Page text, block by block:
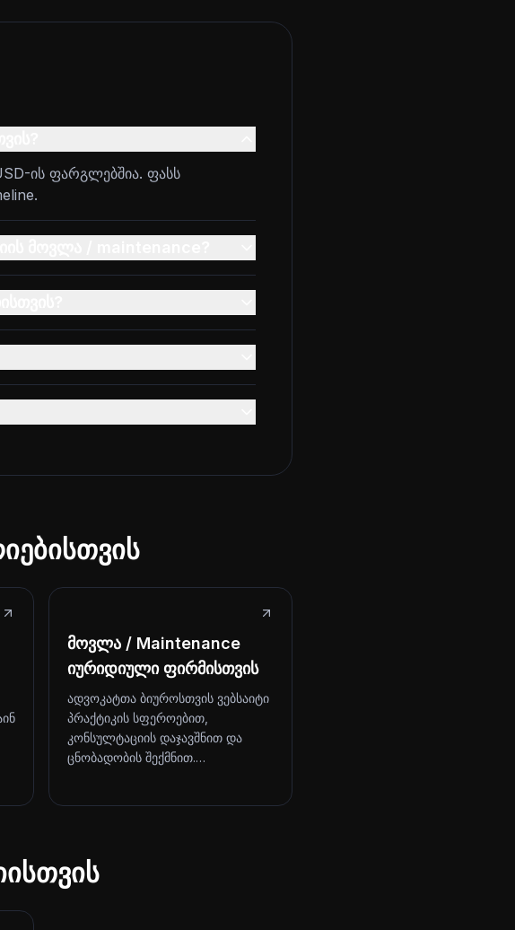
ის ფარგლებშია. ფასს
მოვლა / Maintenance
იურიდიული ფირმისთვის
ადვოკატთა ბიუროსთვის ვებსაიტი
პრაქტიკის სფეროებით,
კონსულტაციის დაჯავშნით და
ცნობადობის შექმნით.…